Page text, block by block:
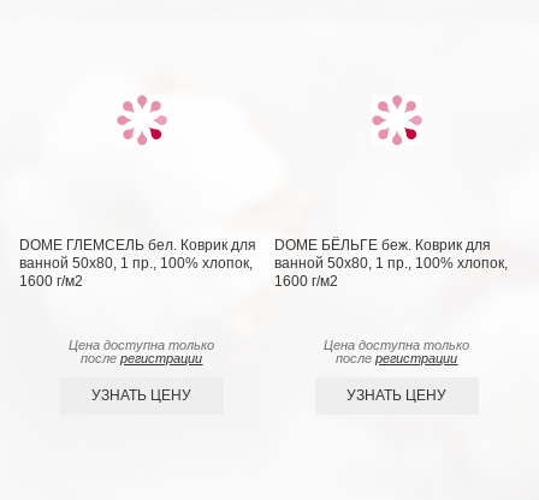
DOME ГЛЕМСЕЛЬ бел. Коврик для
ванной 50х80, 1 пр., 100% хлопок,
1600 г/м2
Цена доступна только
послерегистрации
УЗНАТЬ ЦЕНУ
DOME БЁЛЬГЕ беж. Коврик для
ванной 50х80, 1 пр., 100% хлопок,
1600 г/м2
Цена доступна только
послерегистрации
УЗНАТЬ ЦЕНУ